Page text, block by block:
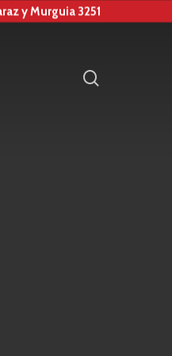
y Murguia 3251